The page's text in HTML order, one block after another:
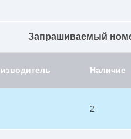
Запрашиваемый
Наличие
2